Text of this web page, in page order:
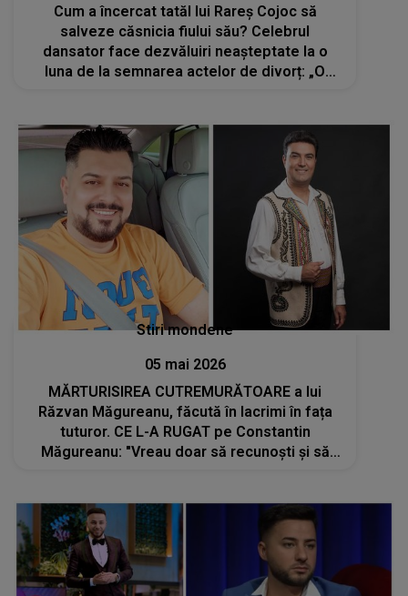
Cum a încercat tatăl lui Rareș Cojoc să
salveze căsnicia fiului său? Celebrul
dansator face dezvăluiri neașteptate la o
luna de la semnarea actelor de divorț: „O
Stiri mondene
05 mai 2026
MĂRTURISIREA CUTREMURĂTOARE a lui
Răzvan Măgureanu, făcută în lacrimi în fața
tuturor. CE L-A RUGAT pe Constantin
Măgureanu: "Vreau doar să recunoști și să